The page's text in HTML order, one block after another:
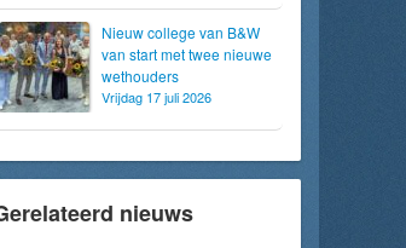
Nieuw college van B&W
van start met twee nieuwe
wethouders
Vrijdag 17 juli 2026
nieuws